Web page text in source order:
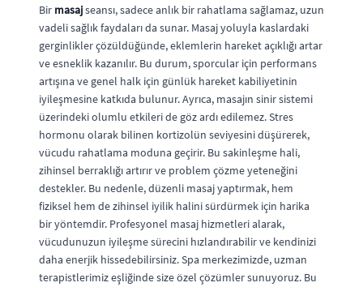
Bir masajseansı, sadece anlık bir rahatlama sağlamaz, uzun
vadeli sağlık faydaları da sunar. Masaj yoluyla kaslardaki
gerginlikler çözüldüğünde, eklemlerin hareket açıklığı artar
ve esneklik kazanılır. Bu durum, sporcular için performans
artışına ve genel halk için günlük hareket kabiliyetinin
iyileşmesine katkıda bulunur. Ayrıca, masajın sinir sistemi
üzerindeki olumlu etkileri de göz ardı edilemez. Stres
hormonu olarak bilinen kortizolün seviyesini düşürerek,
vücudu rahatlama moduna geçirir. Bu sakinleşme hali,
zihinsel berraklığı artırır ve problem çözme yeteneğini
destekler. Bu nedenle, düzenli masaj yaptırmak, hem
fiziksel hem de zihinsel iyilik halini sürdürmek için harika
bir yöntemdir. Profesyonel masaj hizmetleri alarak,
vücudunuzun iyileşme sürecini hızlandırabilir ve kendinizi
daha enerjik hissedebilirsiniz. Spa merkezimizde, uzman
terapistlerimiz eşliğinde size özel çözümler sunuyoruz. Bu